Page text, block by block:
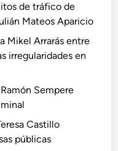
de tráfico de
Mateos Aparicio
Mikel Arrarás entre
irregularidades en
Sempere
Castillo
públicas